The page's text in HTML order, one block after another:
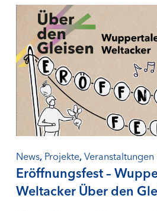
News, Projekte, Veranstaltungen
Eröffnungsfest –
Weltacker Über den